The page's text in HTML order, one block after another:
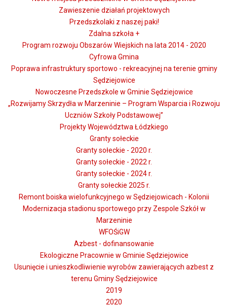
Zawieszenie działań projektowych
Przedszkolaki z naszej paki!
Zdalna szkoła +
Program rozwoju Obszarów Wiejskich na lata 2014 - 2020
Cyfrowa Gmina
Poprawa infrastruktury sportowo - rekreacyjnej na terenie gminy
Sędziejowice
Nowoczesne Przedszkole w Gminie Sędziejowice
„Rozwijamy Skrzydła w Marzeninie – Program Wsparcia i Rozwoju
Uczniów Szkoły Podstawowej”
Projekty Województwa Łódzkiego
Granty sołeckie
Granty sołeckie - 2020 r.
Granty sołeckie - 2022 r.
Granty sołeckie - 2024 r.
Granty sołeckie 2025 r.
Remont boiska wielofunkcyjnego w Sędziejowicach - Kolonii
Modernizacja stadionu sportowego przy Zespole Szkół w
Marzeninie
WFOŚiGW
Azbest - dofinansowanie
Ekologiczne Pracownie w Gminie Sędziejowice
Usunięcie i unieszkodliwienie wyrobów zawierających azbest z
terenu Gminy Sędziejowice
2019
2020